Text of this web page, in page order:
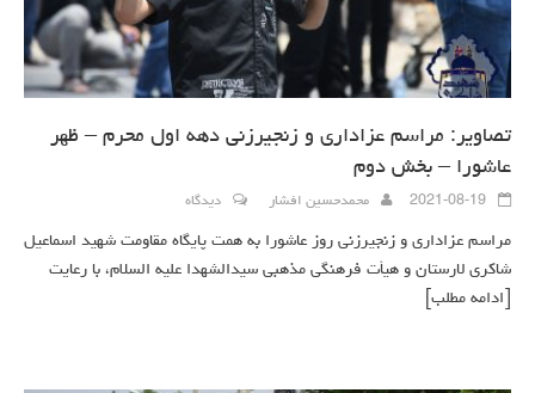
تصاویر: مراسم عزاداری و زنجیرزنی دهه اول محرم – ظهر
عاشورا – بخش دوم
2021-08-19 محمدحسین افشار دیدگاه
مراسم عزاداری و زنجیرزنی روز عاشورا به همت پایگاه مقاومت شهید اسماعیل
شاکری لارستان و هیأت فرهنگی مذهبی سیدالشهدا علیه السلام، با رعایت
[ادامه مطلب]